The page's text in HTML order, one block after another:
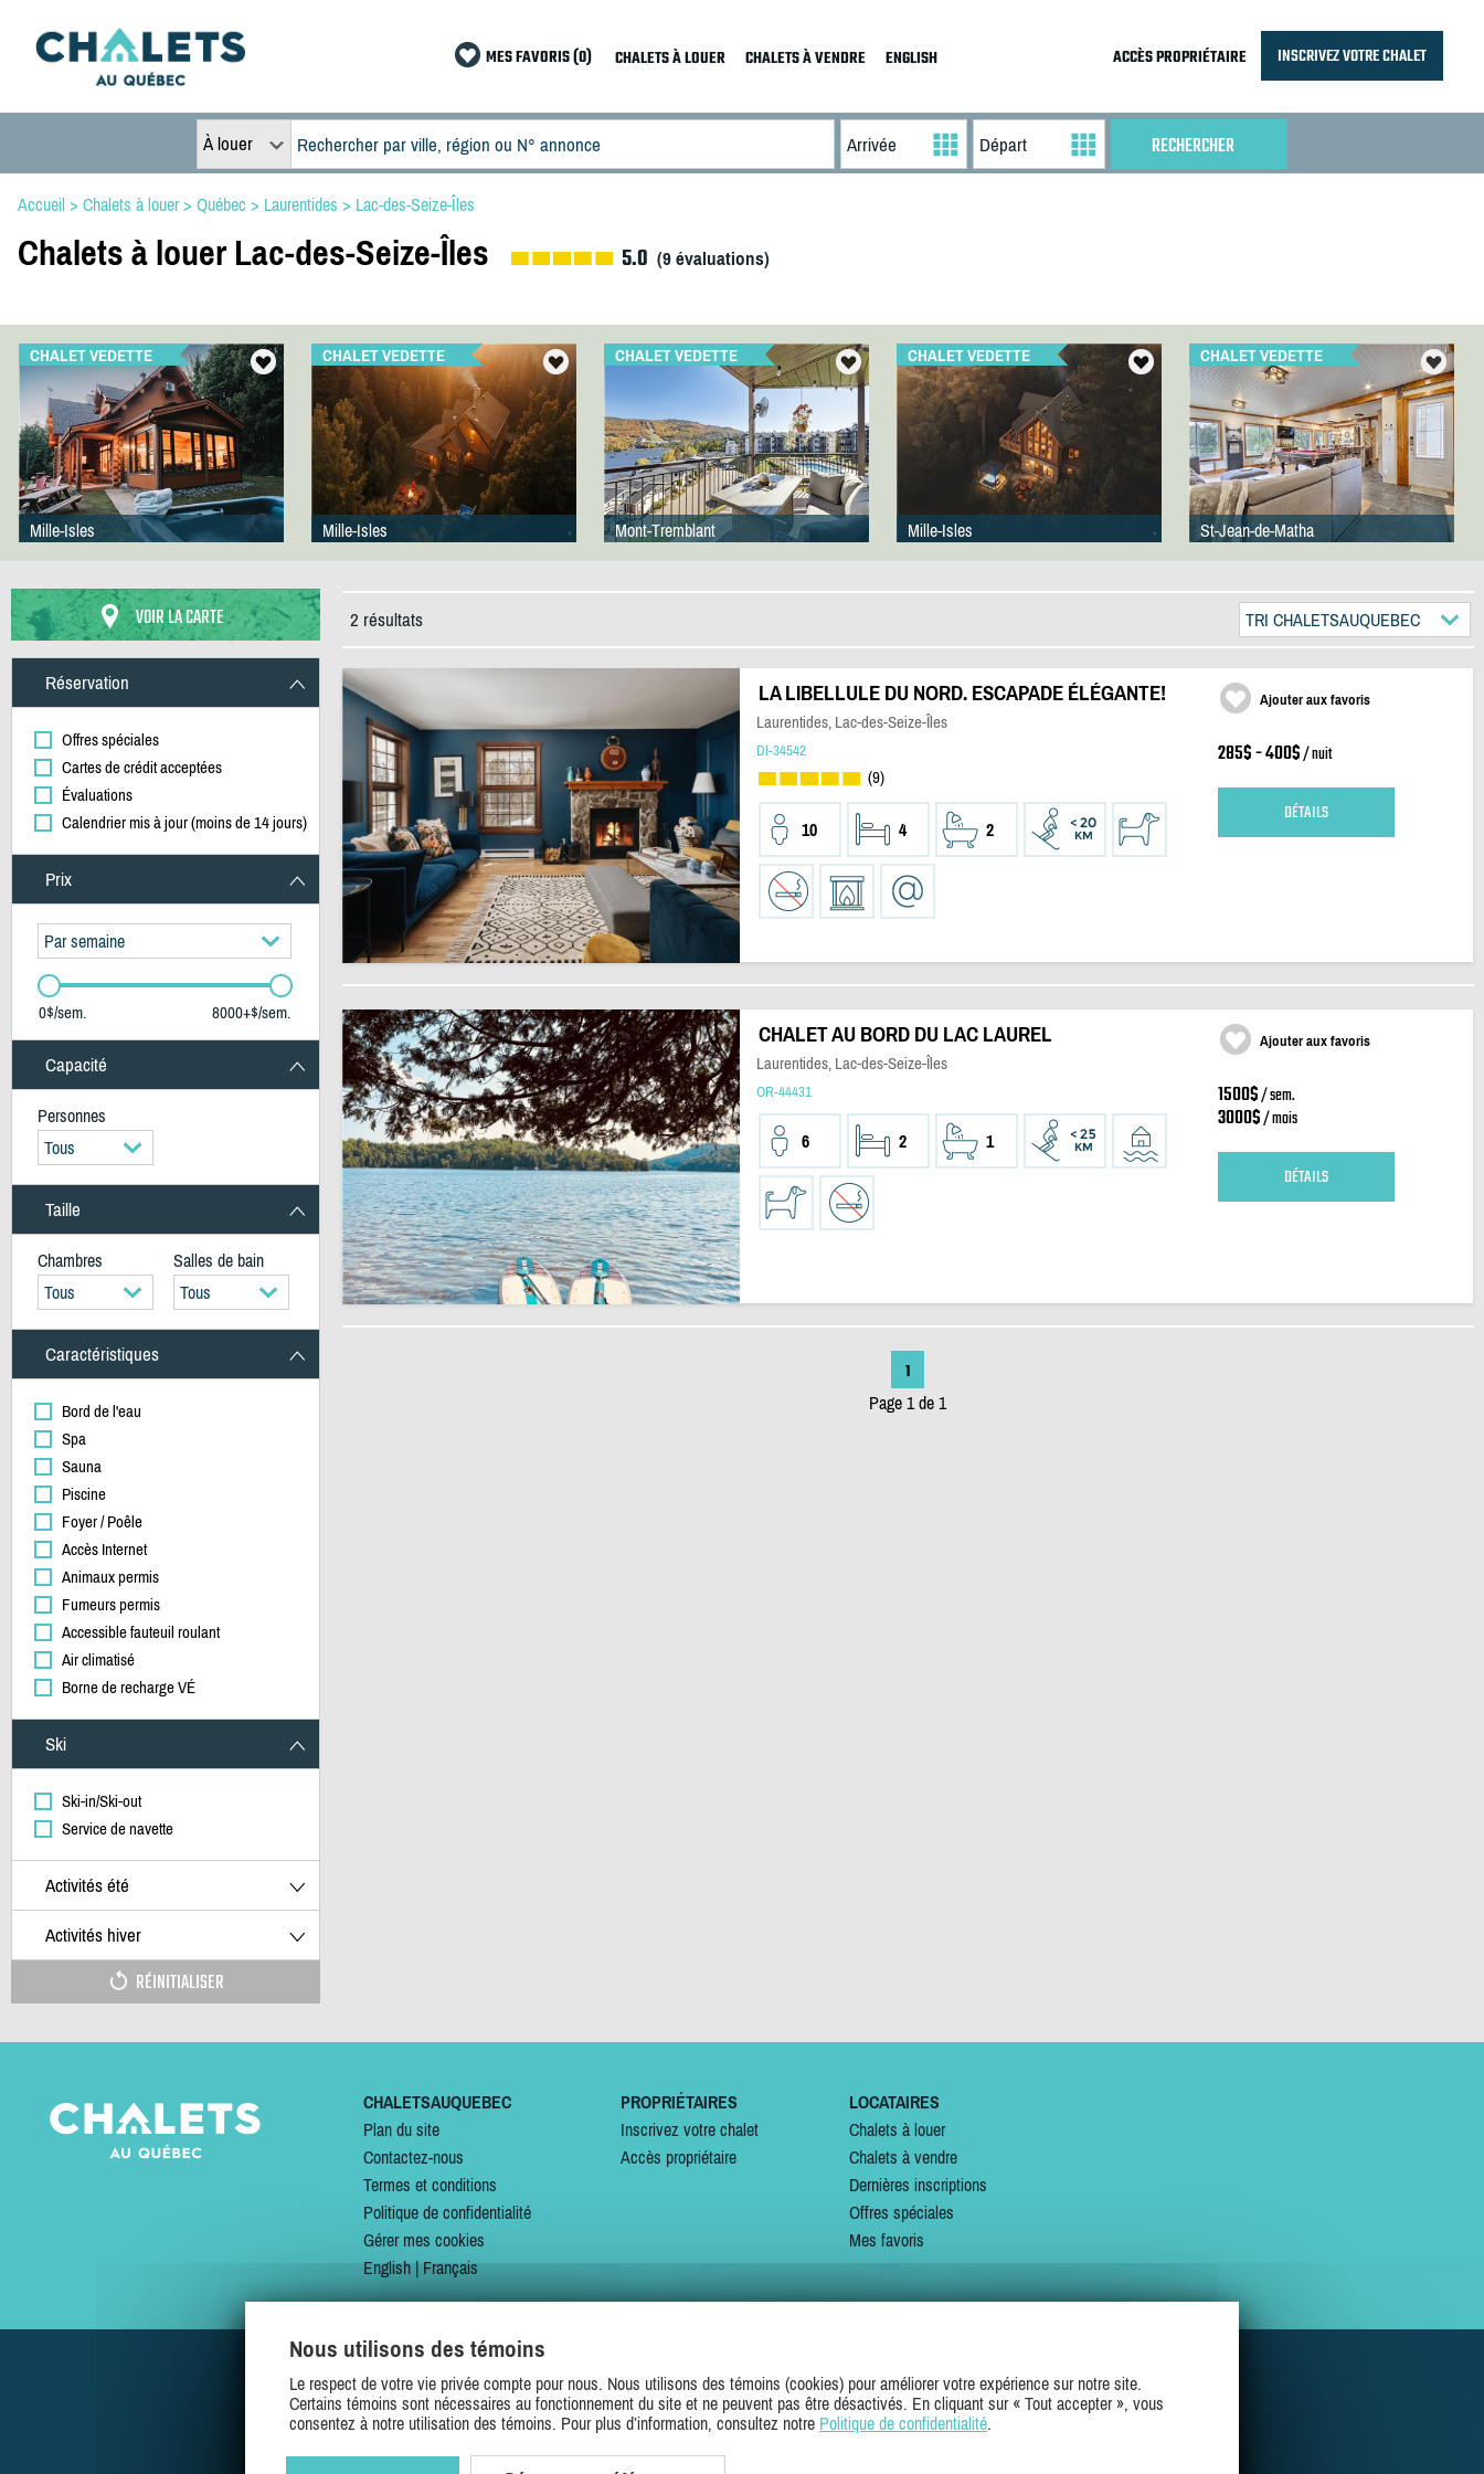
MES FAVORIS (0) CHALETS À LOUER CHALETS À VENDRE ENGLISH ACCÈS PROPRIÉTAIRE INSCRIVEZ VOTRE CHALET
À louer
Accueil > Chalets à louer> Québec > Laurentides > Lac-des-Seize-Îles
Chalets à louer Lac-des-Seize-Îles 5.0 (9évaluations)
CHALET VEDETTE
Mille-Isles
CHALET VEDETTE
Mille-Isles
CHALET VEDETTE
Mont-Tremblant
CHALET VEDETTE
Mille-Isles
CHALET VEDETTE
St-Jean-de-Matha
VOIR LA CARTE
Réservation
Offres spéciales
Cartes de crédit acceptées
Évaluations
Calendrier mis à jour (moins de 14 jours)
Prix
Par semaine
0$/sem. 8000+$/sem.
Capacité
Personnes
Tous
Taille
Chambres
Salles de bain
Tous
Tous
Caractéristiques
Bord de l'eau
Spa
Sauna
Piscine
Foyer / Poêle
Accès Internet
Animaux permis
Fumeurs permis
Accessible fauteuil roulant
Air climatisé
Borne de recharge VÉ
Ski
Ski-in/Ski-out
Service de navette
Activités été
Activités hiver
RÉINITIALISER
2 résultats TRI CHALETSAUQUEBEC
LA LIBELLULE DU NORD. ESCAPADE ÉLÉGANTE!
Laurentides, Lac-des-Seize-Îles
DI-34542
(9)
10 4 2
Ajouter aux favoris
285$ - 400$/ nuit
DÉTAILS
CHALET AU BORD DU LAC LAUREL
Laurentides, Lac-des-Seize-Îles
OR-44431
6 2 1
Ajouter aux favoris
1500$/ sem.
3000$/ mois
DÉTAILS
1
Page 1 de 1
CHALETSAUQUEBEC
Plan du site
Contactez-nous
Termes et conditions
Politique de confidentialité
Gérer mes cookies
English|Français
PROPRIÉTAIRES
Inscrivez votre chalet
Accès propriétaire
LOCATAIRES
Chalets à louer
Chalets à vendre
Dernières inscriptions
Offres spéciales
Mes favoris
SUIVEZ-NOUS SUR
Nous utilisons des témoins
Le respect de votre vie privée compte pour nous. Nous utilisons des témoins (cookies) pour améliorer votre expérience sur notre site.
Certains témoins sont nécessaires au fonctionnement du site et ne peuvent pas être désactivés. En cliquant sur « Tout accepter », vous
consentez à notre utilisation des témoins. Pour plus d’information, consultez notre Politique de confidentialité.